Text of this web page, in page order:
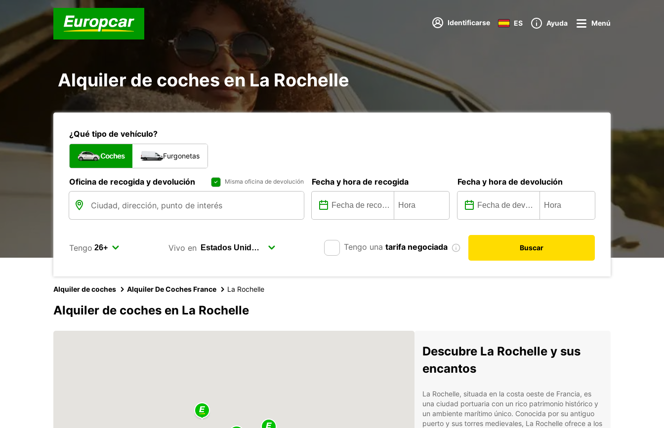
Identificarse ES Ayuda Menú
Alquiler de coches en La Rochelle
¿Qué tipo de vehículo?
Coches Furgonetas
Oficina de recogida y devolución Misma oficina de devolución Fecha y hora de recogida Fecha y hora de devolución
Tengo Vivo en Tengo una tarifa negociada Buscar
Alquiler de coches Alquiler De Coches France La Rochelle
Alquiler de coches en La Rochelle
Descubre La Rochelle y sus
encantos
La Rochelle, situada en la costa oeste de Francia, es
una ciudad portuaria con un rico patrimonio histórico y
un ambiente marítimo único. Conocida por su antiguo
puerto y sus torres medievales, La Rochelle ofrece a los